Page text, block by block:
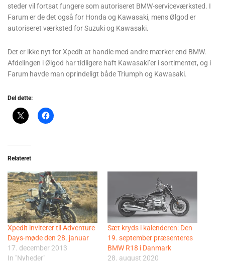
steder vil fortsat fungere som autoriseret BMW-serviceværksted. I
Farum er de det også for Honda og Kawasaki, mens Ølgod er
autoriseret værksted for Suzuki og Kawasaki.
Det er ikke nyt for Xpedit at handle med andre mærker end BMW.
Afdelingen i Ølgod har tidligere haft Kawasaki’er i sortimentet, og i
Farum havde man oprindeligt både Triumph og Kawasaki.
Del dette:
Relateret
Xpedit inviterer til Adventure
Days-møde den 28. januar
17. december 2013
In "Nyheder"
Sæt kryds i kalenderen: Den
19. september præsenteres
BMW R18 i Danmark
28. august 2020